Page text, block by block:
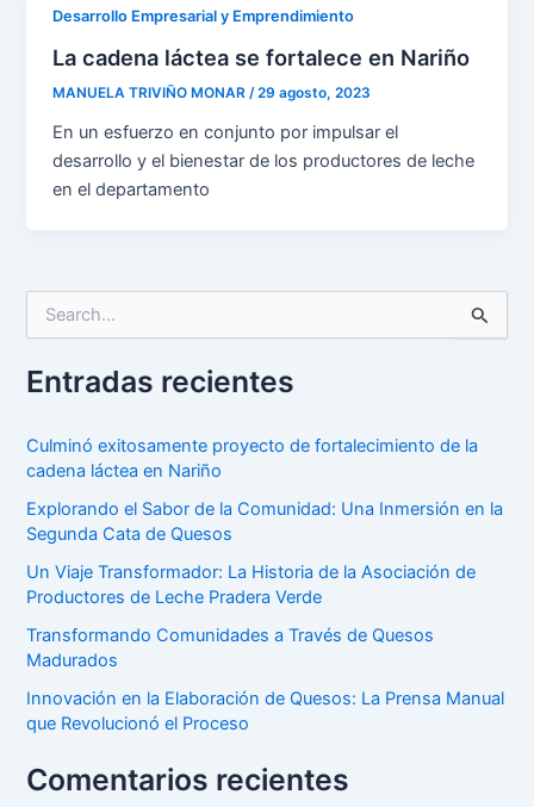
Desarrollo Empresarial y Emprendimiento
La cadena láctea se fortalece en Nariño
MANUELA TRIVIÑO MONAR/29 agosto, 2023
En un esfuerzo en conjunto por impulsar el
desarrollo y el bienestar de los productores de leche
en el departamento
e
f
o
r
:
Entradas recientes
Culminó exitosamente proyecto de fortalecimiento de la
cadena láctea en Nariño
Explorando el Sabor de la Comunidad: Una Inmersión en la
Segunda Cata de Quesos
Un Viaje Transformador: La Historia de la Asociación de
Productores de Leche Pradera Verde
Transformando Comunidades a Través de Quesos
Madurados
Innovación en la Elaboración de Quesos: La Prensa Manual
que Revolucionó el Proceso
Comentarios recientes